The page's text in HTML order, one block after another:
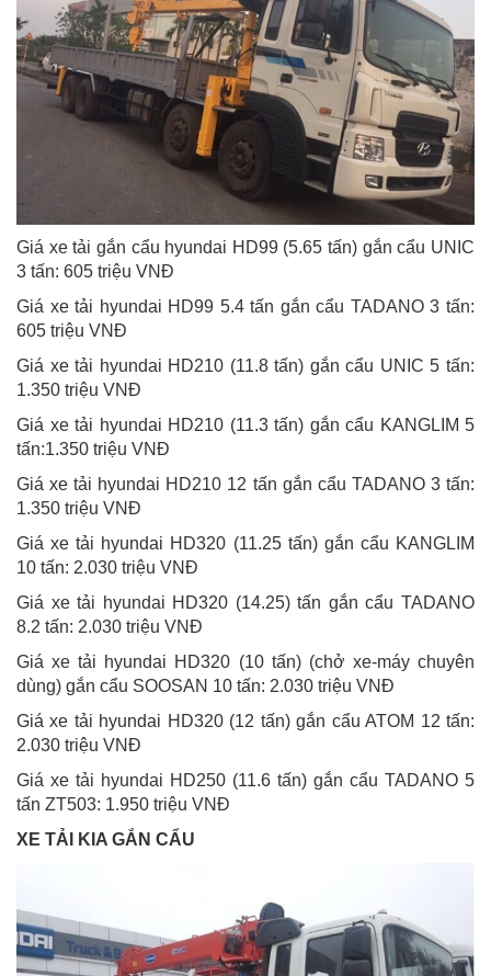
Giá xe tải gắn cẩu hyundai HD99 (5.65 tấn) gắn cẩu UNIC
3 tấn: 605 triệu VNĐ
Giá xe tải hyundai HD99 5.4 tấn gắn cẩu TADANO 3 tấn:
605 triệu VNĐ
Giá xe tải hyundai HD210 (11.8 tấn) gắn cẩu UNIC 5 tấn:
1.350 triệu VNĐ
Giá xe tải hyundai HD210 (11.3 tấn) gắn cẩu KANGLIM 5
tấn:1.350 triệu VNĐ
Giá xe tải hyundai HD210 12 tấn gắn cẩu TADANO 3 tấn:
1.350 triệu VNĐ
Giá xe tải hyundai HD320 (11.25 tấn) gắn cẩu KANGLIM
10 tấn: 2.030 triệu VNĐ
Giá xe tải hyundai HD320 (14.25) tấn gắn cẩu TADANO
8.2 tấn: 2.030 triệu VNĐ
Giá xe tải hyundai HD320 (10 tấn) (chở xe-máy chuyên
dùng) gắn cẩu SOOSAN 10 tấn: 2.030 triệu VNĐ
Giá xe tải hyundai HD320 (12 tấn) gắn cẩu ATOM 12 tấn:
2.030 triệu VNĐ
Giá xe tải hyundai HD250 (11.6 tấn) gắn cẩu TADANO 5
tấn ZT503: 1.950 triệu VNĐ
XE TẢI KIA GẮN CẨU